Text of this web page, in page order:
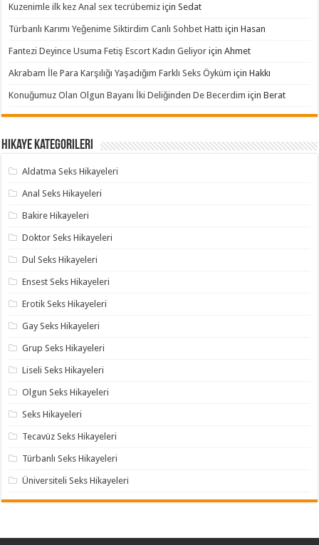
Kuzenimle ilk kez Anal sex tecrübemiz içinSedat
Türbanlı Karımı Yeğenime Siktirdim Canlı Sohbet Hattı içinHasan
Fantezi Deyince Usuma Fetiş Escort Kadın Geliyor içinAhmet
Akrabam İle Para Karşılığı Yaşadığım Farklı Seks Öyküm içinHakkı
Konuğumuz Olan Olgun Bayanı İki Deliğinden De Becerdim içinBerat
Hikaye Kategorileri
Aldatma Seks Hikayeleri
Anal Seks Hikayeleri
Bakire Hikayeleri
Doktor Seks Hikayeleri
Dul Seks Hikayeleri
Ensest Seks Hikayeleri
Erotik Seks Hikayeleri
Gay Seks Hikayeleri
Grup Seks Hikayeleri
Liseli Seks Hikayeleri
Olgun Seks Hikayeleri
Seks Hikayeleri
Tecavüz Seks Hikayeleri
Türbanlı Seks Hikayeleri
Üniversiteli Seks Hikayeleri